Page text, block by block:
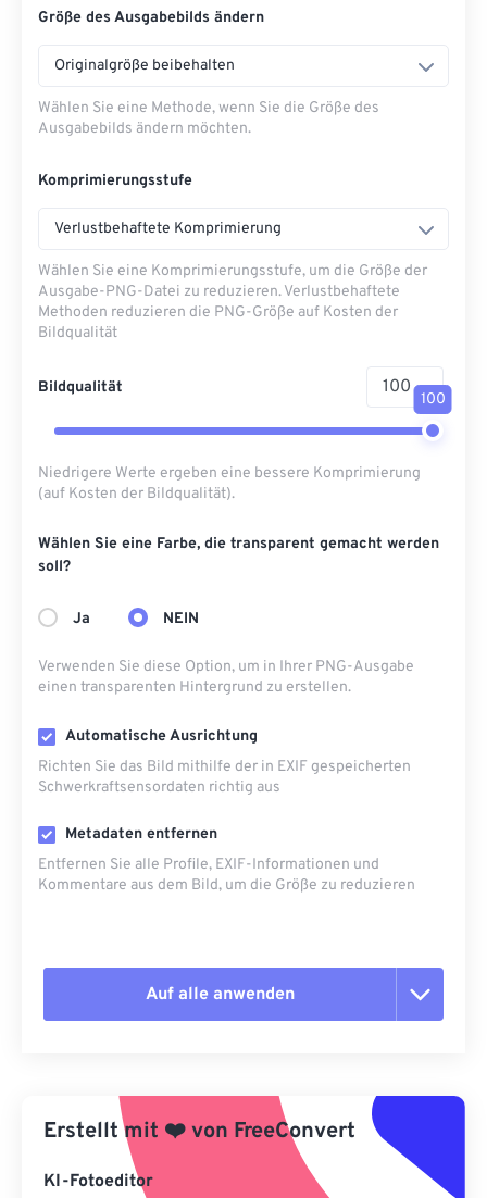
Größe des Ausgabebilds ändern
Originalgröße beibehalten
Wählen Sie eine Methode, wenn Sie die Größe des
Ausgabebilds ändern möchten.
Komprimierungsstufe
Verlustbehaftete Komprimierung
Wählen Sie eine Komprimierungsstufe, um die Größe der
Ausgabe-PNG-Datei zu reduzieren. Verlustbehaftete
Methoden reduzieren die PNG-Größe auf Kosten der
Bildqualität
Bildqualität
100
Niedrigere Werte ergeben eine bessere Komprimierung
(auf Kosten der Bildqualität).
Wählen Sie eine Farbe, die transparent gemacht werden
soll?
Ja NEIN
Verwenden Sie diese Option, um in Ihrer PNG-Ausgabe
einen transparenten Hintergrund zu erstellen.
Automatische Ausrichtung
Richten Sie das Bild mithilfe der in EXIF ​​gespeicherten
Schwerkraftsensordaten richtig aus
Metadaten entfernen
Entfernen Sie alle Profile, EXIF-Informationen und
Kommentare aus dem Bild, um die Größe zu reduzieren
Auf alle anwenden
Aus Vorgabe anwenden
Als Vorgabe speichern
Erstellt mit ❤️von FreeConvert
KI-Fotoeditor